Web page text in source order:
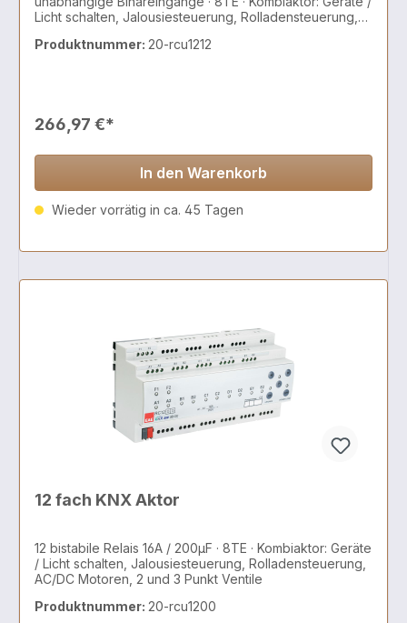
Licht schalten, Jalousiesteuerung, Rolladensteuerung,
Produktnummer: 20-rcu1212
266,97 €*
In den Warenkorb
Wieder vorrätig in ca. 45 Tagen
12 fach KNX Aktor
12 bistabile Relais 16A / 200µF · 8TE · Kombiaktor: Geräte
/ Licht schalten, Jalousiesteuerung, Rolladensteuerung,
AC/DC Motoren, 2 und 3 Punkt Ventile
Produktnummer: 20-rcu1200